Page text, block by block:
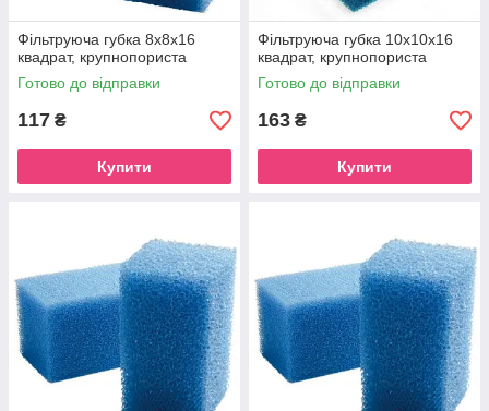
Фільтруюча губка 8х8х16
квадрат, крупнопориста
Готово до відправки
117 ₴
Купити
Фільтруюча губка 10х10х16
квадрат, крупнопориста
Готово до відправки
163 ₴
Купити